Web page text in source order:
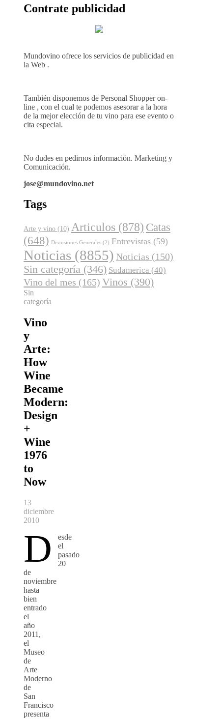
Contrate publicidad
Mundovino ofrece los servicios de publicidad en
la Web .
También disponemos de Personal Shopper on-
line , con el cual te podemos asesorar a la hora
de la mejor elección de tu vino para ese evento o
cita especial.
No dudes en pedirnos información. Marketing y
Comunicación.
jose@mundovino.net
Tags
Arte y vino (10) Articulos (878) Catas
(648) Discusiones Generales (2) Entrevistas (59)
Noticias (8855) Noticias (150)
Sin categoría (346) Sudamerica (40)
Vino del mes (165) Vinos (390)
Sin
categoría
Vino
y
Arte:
How
Wine
Became
Modern:
Design
+
Wine
1976
to
Now
13
diciembre
2010
D
esde
el
pasado
20
de
noviembre
hasta
bien
entrado
el
año
2011,
el
Museo
de
Arte
Moderno
de
San
Francisco
presenta